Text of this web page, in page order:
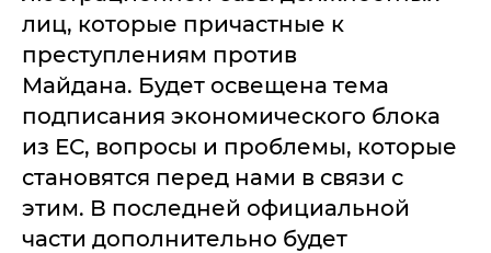
лиц, которые причастные к
преступлениям против
Майдана. Будет освещена тема
подписания экономического блока
из ЕС, вопросы и проблемы, которые
становятся перед нами в связи с
этим. В последней официальной
части дополнительно будет